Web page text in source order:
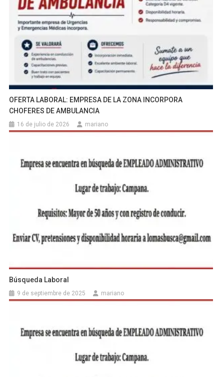
OFERTA LABORAL: EMPRESA DE LA ZONA INCORPORA
CHOFERES DE AMBULANCIA
16 de julio de 2026 mariano
Búsqueda Laboral
9 de septiembre de 2025 mariano